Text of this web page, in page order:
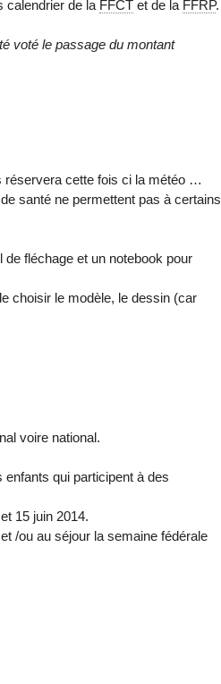
calendrier de la FFCT et de la FFRP.
voté le passage du montant
réservera cette fois ci la météo …
santé ne permettent pas à certains
fléchage et un notebook pour
choisir le modèle, le dessin (car
voire national.
qui participent à des
15 juin 2014.
/ou au séjour la semaine fédérale